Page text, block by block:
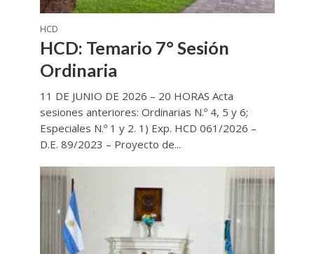
HCD
HCD: Temario 7° Sesión
Ordinaria
11 DE JUNIO DE 2026 – 20 HORAS Acta
sesiones anteriores: Ordinarias N.º 4, 5 y 6;
Especiales N.º 1 y 2. 1) Exp. HCD 061/2026 –
D.E. 89/2023 – Proyecto de...